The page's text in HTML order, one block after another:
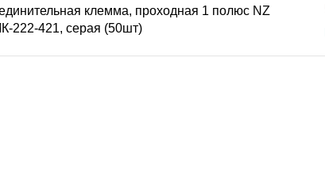
клемма, проходная 1 полюс NZ
222-421, серая (50шт)